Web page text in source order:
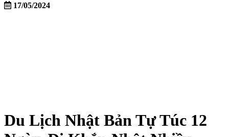
17/05/2024
Du Lịch Nhật Bản Tự Túc 12